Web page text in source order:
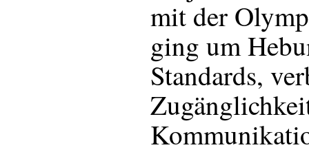
mit der
ging um
Standards,